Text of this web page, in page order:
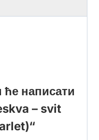
ће написати
– svit